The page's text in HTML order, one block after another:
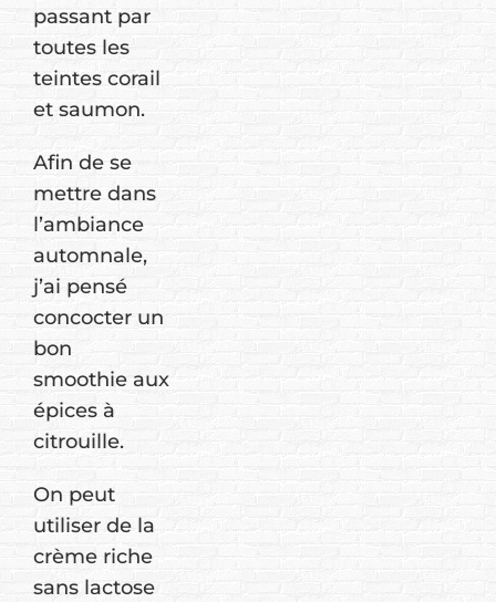
passant par
toutes les
teintes corail
et saumon.
Afin de se
mettre dans
l’ambiance
automnale,
j’ai pensé
concocter un
bon
smoothie aux
épices à
citrouille.
On peut
utiliser de la
crème riche
sans lactose